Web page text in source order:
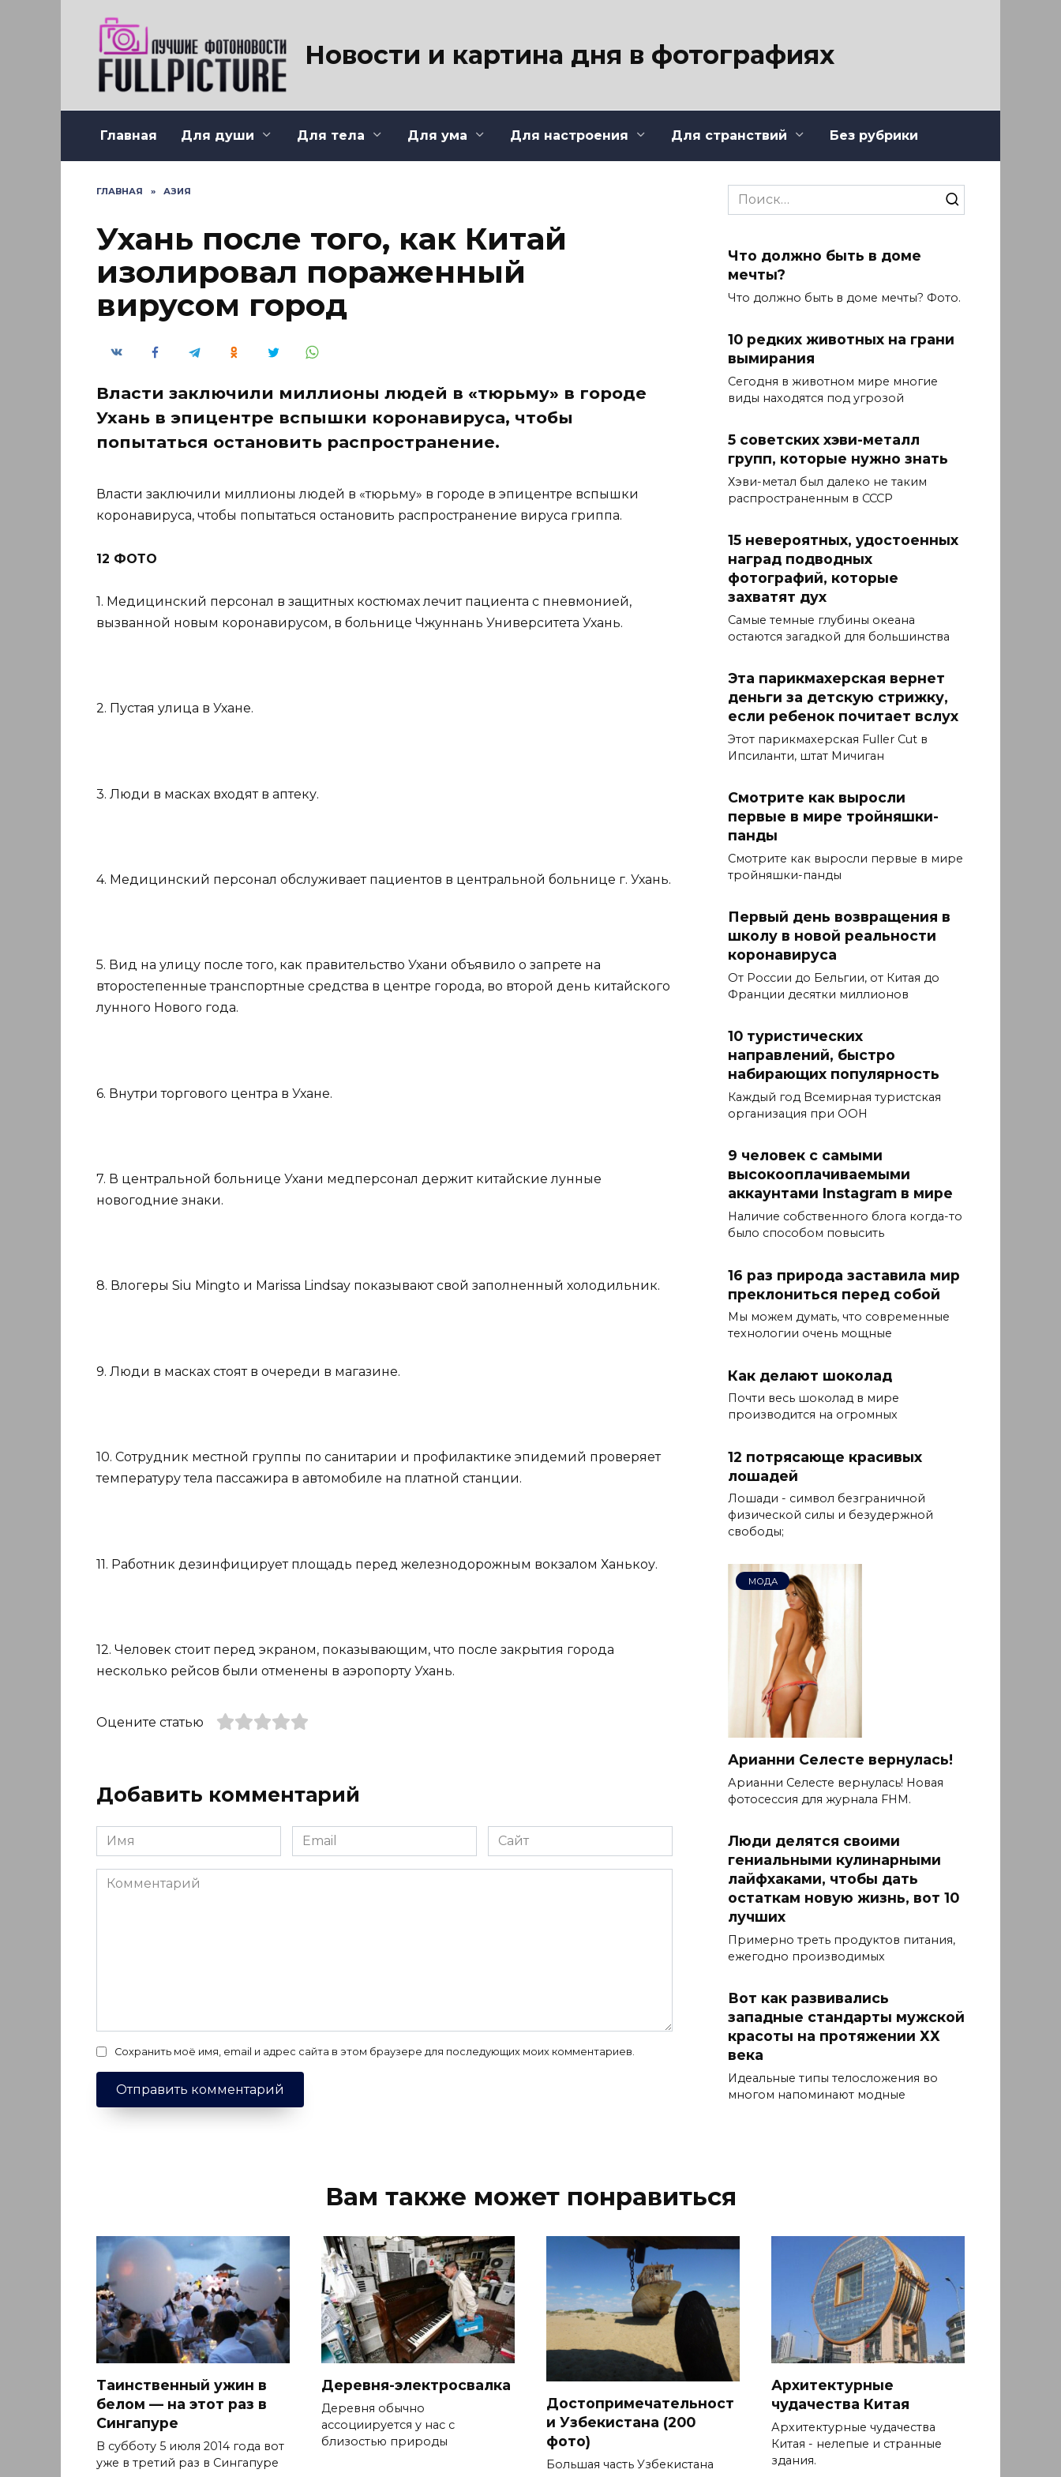
Новости и картина дня в фотографиях
Главная Для души Для тела Для ума Для настроения Для странствий Без рубрики
ГЛАВНАЯ » АЗИЯ
Ухань после того, как Китай
изолировал пораженный
вирусом город
Власти заключили миллионы людей в «тюрьму» в городе
Ухань в эпицентре вспышки коронавируса, чтобы
попытаться остановить распространение.
Власти заключили миллионы людей в «тюрьму» в городе в эпицентре вспышки
коронавируса, чтобы попытаться остановить распространение вируса гриппа.
12 ФОТО
1. Медицинский персонал в защитных костюмах лечит пациента с пневмонией,
вызванной новым коронавирусом, в больнице Чжуннань Университета Ухань.
2. Пустая улица в Ухане.
3. Люди в масках входят в аптеку.
4. Медицинский персонал обслуживает пациентов в центральной больнице г. Ухань.
5. Вид на улицу после того, как правительство Ухани объявило о запрете на
второстепенные транспортные средства в центре города, во второй день китайского
лунного Нового года.
6. Внутри торгового центра в Ухане.
7. В центральной больнице Ухани медперсонал держит китайские лунные
новогодние знаки.
8. Влогеры Siu Mingto и Marissa Lindsay показывают свой заполненный холодильник.
9. Люди в масках стоят в очереди в магазине.
10. Сотрудник местной группы по санитарии и профилактике эпидемий проверяет
температуру тела пассажира в автомобиле на платной станции.
11. Работник дезинфицирует площадь перед железнодорожным вокзалом Ханькоу.
12. Человек стоит перед экраном, показывающим, что после закрытия города
несколько рейсов были отменены в аэропорту Ухань.
Оцените статью
Добавить комментарий
Имя
*
Email
*
Сайт
Комментарий
Сохранить моё имя, email и адрес сайта в этом браузере для последующих моих комментариев.
Search
for:
Что должно быть в доме
мечты?
Что должно быть в доме мечты? Фото.
10 редких животных на грани
вымирания
Сегодня в животном мире многие
виды находятся под угрозой
5 советских хэви-металл
групп, которые нужно знать
Хэви-метал был далеко не таким
распространенным в СССР
15 невероятных, удостоенных
наград подводных
фотографий, которые
захватят дух
Самые темные глубины океана
остаются загадкой для большинства
Эта парикмахерская вернет
деньги за детскую стрижку,
если ребенок почитает вслух
Этот парикмахерская Fuller Cut в
Ипсиланти, штат Мичиган
Смотрите как выросли
первые в мире тройняшки-
панды
Смотрите как выросли первые в мире
тройняшки-панды
Первый день возвращения в
школу в новой реальности
коронавируса
От России до Бельгии, от Китая до
Франции десятки миллионов
10 туристических
направлений, быстро
набирающих популярность
Каждый год Всемирная туристская
организация при ООН
9 человек с самыми
высокооплачиваемыми
аккаунтами Instagram в мире
Наличие собственного блога когда-то
было способом повысить
16 раз природа заставила мир
преклониться перед собой
Мы можем думать, что современные
технологии очень мощные
Как делают шоколад
Почти весь шоколад в мире
производится на огромных
12 потрясающе красивых
лошадей
Лошади - символ безграничной
физической силы и безудержной
свободы;
МОДА
Арианни Селесте вернулась!
Арианни Селесте вернулась! Новая
фотосессия для журнала FHM.
Люди делятся своими
гениальными кулинарными
лайфхаками, чтобы дать
остаткам новую жизнь, вот 10
лучших
Примерно треть продуктов питания,
ежегодно производимых
Вот как развивались
западные стандарты мужской
красоты на протяжении ХХ
века
Идеальные типы телосложения во
многом напоминают модные
Вам также может понравиться
Таинственный ужин в
белом — на этот раз в
Сингапуре
В субботу 5 июля 2014 года вот
уже в третий раз в Сингапуре
Деревня-электросвалка
Деревня обычно
ассоциируется у нас с
близостью природы
Достопримечательност
и Узбекистана (200
фото)
Большая часть Узбекистана
Архитектурные
чудачества Китая
Архитектурные чудачества
Китая - нелепые и странные
здания.